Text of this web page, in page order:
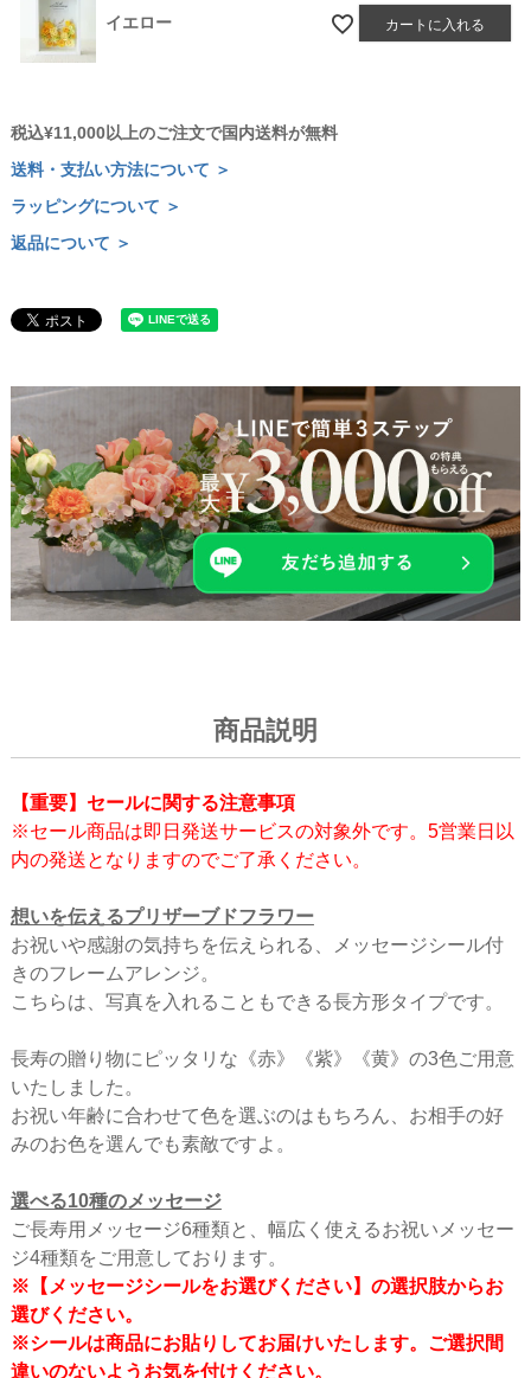
イエロー カートに入れる
税込¥11,000以上のご注文で国内送料が無料
送料・支払い方法について ＞
ラッピングについて ＞
返品について ＞
商品説明
【重要】セールに関する注意事項
※セール商品は即日発送サービスの対象外です。5営業日以
内の発送となりますのでご了承ください。
想いを伝えるプリザーブドフラワー
お祝いや感謝の気持ちを伝えられる、メッセージシール付
きのフレームアレンジ。
こちらは、写真を入れることもできる長方形タイプです。
長寿の贈り物にピッタリな《赤》《紫》《黄》の3色ご用意
いたしました。
お祝い年齢に合わせて色を選ぶのはもちろん、お相手の好
みのお色を選んでも素敵ですよ。
選べる10種のメッセージ
ご長寿用メッセージ6種類と、幅広く使えるお祝いメッセー
ジ4種類をご用意しております。
※【メッセージシールをお選びください】の選択肢からお
選びください。
※シールは商品にお貼りしてお届けいたします。ご選択間
違いのないようお気を付けください。